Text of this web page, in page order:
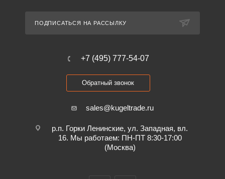
ПОДПИСАТЬСЯ НА РАССЫЛКУ
+7 (495) 777-54-07
Обратный звонок
sales@kugeltrade.ru
р.п. Горки Ленинские, ул. Западная, вл.
16. Мы работаем: ПН-ПТ 8:30-17:00
(Москва)